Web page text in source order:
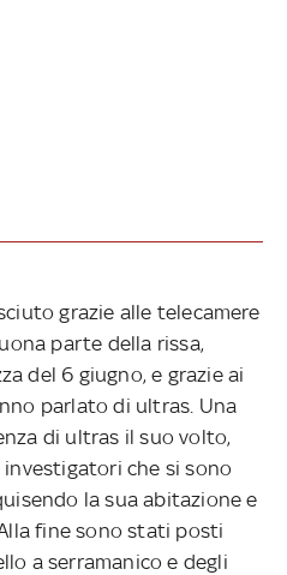
grazie alle telecamere
parte della rissa,
del 6 giugno, e grazie ai
parlato di ultras. Una
di ultras il suo volto,
che si sono
la sua abitazione e
fine sono stati posti
a serramanico e degli